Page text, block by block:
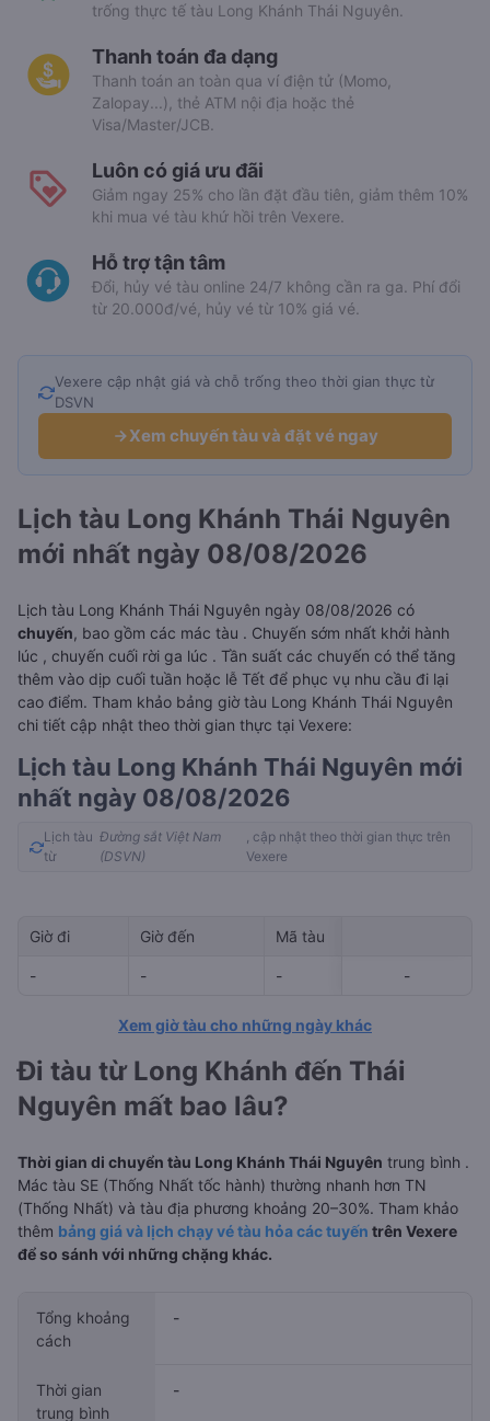
trống thực tế tàu Long Khánh Thái Nguyên.
Thanh toán đa dạng
Thanh toán an toàn qua ví điện tử (Momo,
Zalopay...), thẻ ATM nội địa hoặc thẻ
Visa/Master/JCB.
Luôn có giá ưu đãi
Giảm ngay 25% cho lần đặt đầu tiên, giảm thêm 10%
khi mua vé tàu khứ hồi trên Vexere.
Hỗ trợ tận tâm
Đổi, hủy vé tàu online 24/7 không cần ra ga. Phí đổi
từ 20.000đ/vé, hủy vé từ 10% giá vé.
Vexere cập nhật giá và chỗ trống theo thời gian thực từ
DSVN
Xem chuyến tàu và đặt vé ngay
Lịch tàu Long Khánh Thái Nguyên
mới nhất ngày 08/08/2026
Lịch tàu Long Khánh Thái Nguyên ngày 08/08/2026 có
chuyến, bao gồm các mác tàu . Chuyến sớm nhất khởi hành
lúc , chuyến cuối rời ga lúc . Tần suất các chuyến có thể tăng
thêm vào dịp cuối tuần hoặc lễ Tết để phục vụ nhu cầu đi lại
cao điểm. Tham khảo bảng giờ tàu Long Khánh Thái Nguyên
chi tiết cập nhật theo thời gian thực tại Vexere:
Lịch tàu Long Khánh Thái Nguyên mới
nhất ngày 08/08/2026
Lịch tàu
từ
Đường sắt Việt Nam
(DSVN)
, cập nhật theo thời gian thực trên
Vexere
Giờ đi Giờ đến Mã tàu
- - - --
-
Xem giờ tàu cho những ngày khác
Đi tàu từ Long Khánh đến Thái
Nguyên mất bao lâu?
Thời gian di chuyển tàu Long Khánh Thái Nguyên trung bình .
Mác tàu SE (Thống Nhất tốc hành) thường nhanh hơn TN
(Thống Nhất) và tàu địa phương khoảng 20–30%. Tham khảo
thêm bảng giá và lịch chạy vé tàu hỏa các tuyến trên Vexere
để so sánh với những chặng khác.
Tổng khoảng
cách
-
Thời gian
trung bình
-